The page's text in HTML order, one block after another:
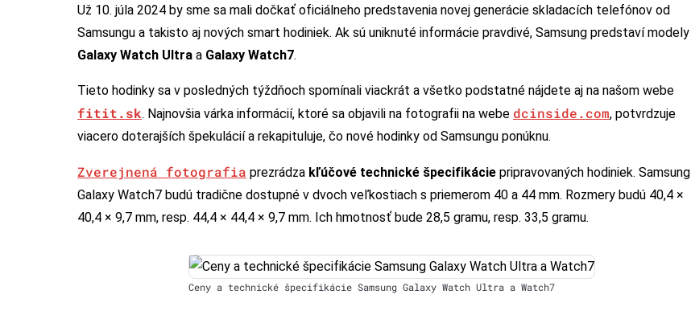
Už 10. júla 2024 by sme sa mali dočkať oficiálneho predstavenia novej generácie skladacích telefónov od
Samsungu a takisto aj nových smart hodiniek. Ak sú uniknuté informácie pravdivé, Samsung predstaví modely
Galaxy Watch Ultra a Galaxy Watch7.
Tieto hodinky sa v posledných týždňoch spomínali viackrát a všetko podstatné nájdete aj na našom webe
fitit.sk. Najnovšia várka informácií, ktoré sa objavili na fotografii na webe dcinside.com, potvrdzuje
viacero doterajších špekulácií a rekapituluje, čo nové hodinky od Samsungu ponúknu.
Zverejnená fotografia prezrádza kľúčové technické špecifikácie pripravovaných hodiniek. Samsung
Galaxy Watch7 budú tradične dostupné v dvoch veľkostiach s priemerom 40 a 44 mm. Rozmery budú 40,4 ×
40,4 × 9,7 mm, resp. 44,4 × 44,4 × 9,7 mm. Ich hmotnosť bude 28,5 gramu, resp. 33,5 gramu.
Ceny a technické špecifikácie Samsung Galaxy Watch Ultra a Watch7